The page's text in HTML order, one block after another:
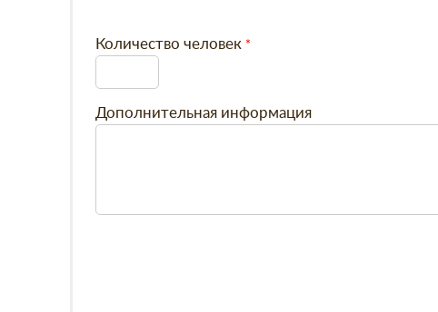
Количество человек
Дополнительная информация